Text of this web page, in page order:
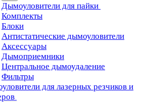
Дымоуловители для пайки
Комплекты
Блоки
Антистатические дымоуловители
Аксессуары
Дымоприемники
Центральное дымоудаление
Фильтры
для лазерных резчиков и